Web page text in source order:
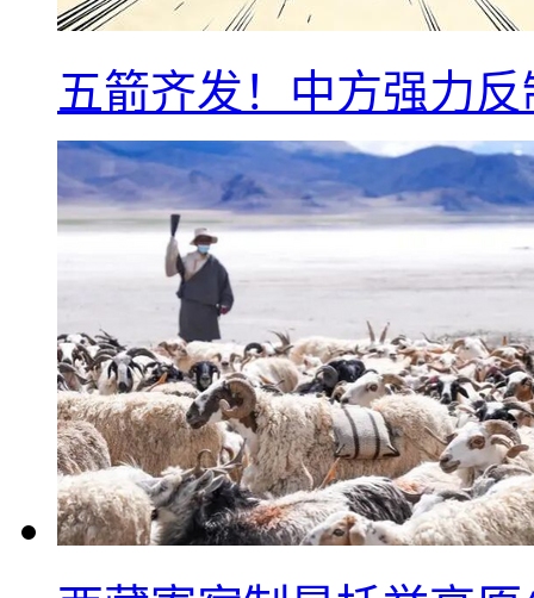
五箭齐发！中方强力